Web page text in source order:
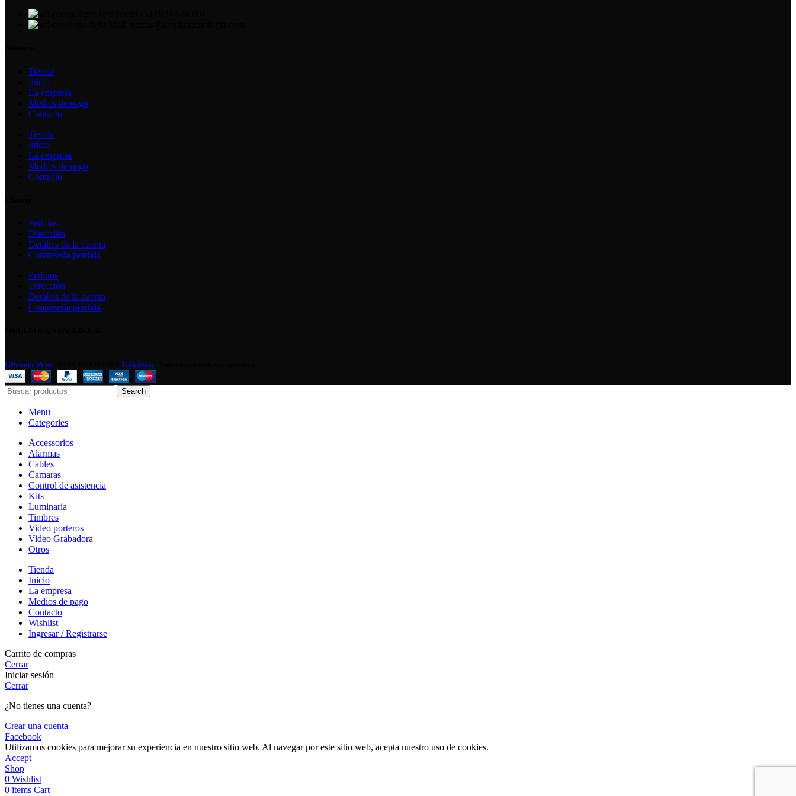
Tienda
Inicio
La empresa
Medios de pago
Contacto
Tienda
Inicio
La empresa
Medios de pago
Contacto
Pedidos
Dirección
Detalles de la cuenta
Contraseña perdida
Pedidos
Dirección
Detalles de la cuenta
Contraseña perdida
GPrinter Perú Gokiebox
Search
Menu
Categories
Accessorios
Alarmas
Cables
Camaras
Control de asistencia
Kits
Luminaria
Timbres
Video porteros
Video Grabadora
Otros
Tienda
Inicio
La empresa
Medios de pago
Contacto
Wishlist
Ingresar / Registrarse
Carrito de compras
Cerrar
Iniciar sesión
Cerrar
¿No tienes una cuenta?
Crear una cuenta
Facebook
Utilizamos cookies para mejorar su experiencia en nuestro sitio web. Al navegar por este sitio web, acepta nuestro uso de cookies.
Accept
Shop
0 Wishlist
0 items Cart